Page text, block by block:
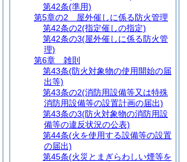
第42条(準用)
第5章の2
屋外催しに係る防火管理
第42条の2(指定催しの指定)
第42条の3(屋外催しに係る防火管
理)
第6章
雑則
第43条(防火対象物の使用開始の届
出等)
第43条の2(消防用設備等又は特殊
消防用設備等の設置計画の届出)
第43条の3(防火対象物の消防用設
備等の違反状況の公表)
第44条(火を使用する設備等の設置
の届出)
第45条(火災とまぎらわしい煙等を